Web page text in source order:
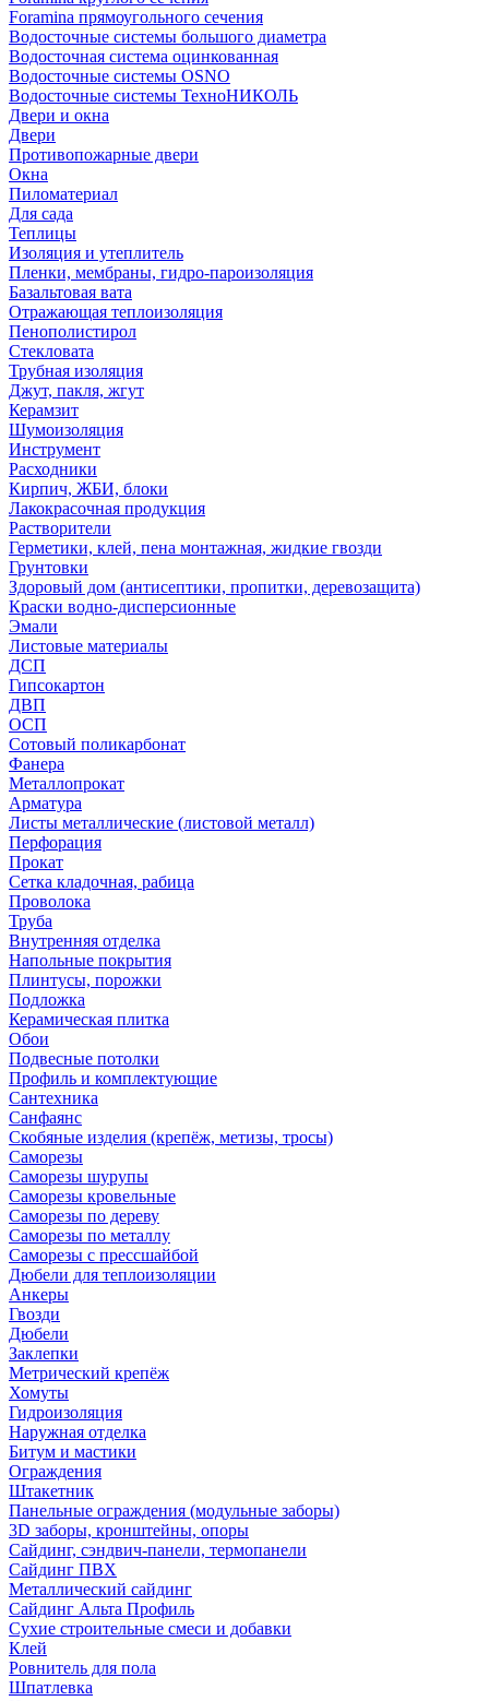
Foramina прямоугольного сечения
Водосточные системы большого диаметра
Водосточная система оцинкованная
Водосточные системы OSNO
Водосточные системы ТехноНИКОЛЬ
Двери и окна
Двери
Противопожарные двери
Окна
Пиломатериал
Для сада
Теплицы
Изоляция и утеплитель
Пленки, мембраны, гидро-пароизоляция
Базальтовая вата
Отражающая теплоизоляция
Пенополистирол
Стекловата
Трубная изоляция
Джут, пакля, жгут
Керамзит
Шумоизоляция
Инструмент
Расходники
Кирпич, ЖБИ, блоки
Лакокрасочная продукция
Растворители
Герметики, клей, пена монтажная, жидкие гвозди
Грунтовки
Здоровый дом (антисептики, пропитки, деревозащита)
Краски водно-дисперсионные
Эмали
Листовые материалы
ДСП
Гипсокартон
ДВП
ОСП
Сотовый поликарбонат
Фанера
Металлопрокат
Арматура
Листы металлические (листовой металл)
Перфорация
Прокат
Сетка кладочная, рабица
Проволока
Труба
Внутренняя отделка
Напольные покрытия
Плинтусы, порожки
Подложка
Керамическая плитка
Обои
Подвесные потолки
Профиль и комплектующие
Сантехника
Санфаянс
Скобяные изделия (крепёж, метизы, тросы)
Саморезы
Саморезы шурупы
Саморезы кровельные
Саморезы по дереву
Саморезы по металлу
Саморезы с прессшайбой
Дюбели для теплоизоляции
Анкеры
Гвозди
Дюбели
Заклепки
Метрический крепёж
Хомуты
Гидроизоляция
Наружная отделка
Битум и мастики
Ограждения
Штакетник
Панельные ограждения (модульные заборы)
3D заборы, кронштейны, опоры
Cайдинг, сэндвич-панели, термопанели
Сайдинг ПВХ
Металлический сайдинг
Сайдинг Альта Профиль
Сухие строительные смеси и добавки
Клей
Ровнитель для пола
Шпатлевка